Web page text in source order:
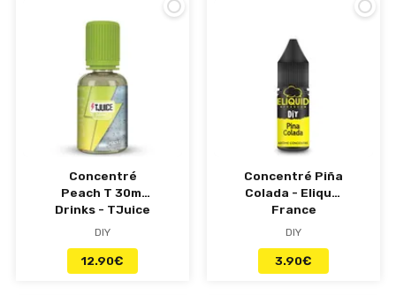
Concentré
Peach T 30ml
Drinks - TJuice
DIY
12.90€
Concentré Piña
Colada - Eliquid
France
DIY
3.90€